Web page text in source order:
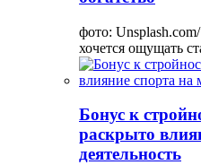
фото:
хочется ощущать
Бонус к
раскрыто
деятельность